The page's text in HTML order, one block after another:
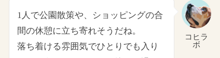
コヒラ
ボ
1人で公園散策や、ショッピングの合
間の休憩に立ち寄れそうだね。
落ち着ける雰囲気でひとりでも入り